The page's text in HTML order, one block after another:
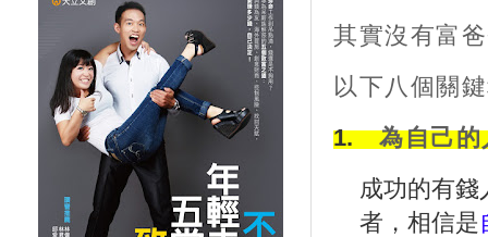
其實沒有富
以下八個關
1.
為自己
成功的有錢
者，相信是